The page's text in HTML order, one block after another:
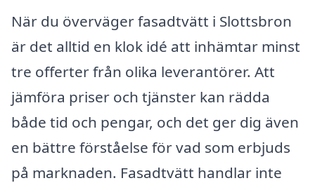
När du överväger fasadtvätt i Slottsbron
är det alltid en klok idé att inhämtar minst
tre offerter från olika leverantörer. Att
jämföra priser och tjänster kan rädda
både tid och pengar, och det ger dig även
en bättre förståelse för vad som erbjuds
på marknaden. Fasadtvätt handlar inte